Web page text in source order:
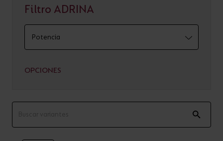
Filtro ADRINA
OPCIONES